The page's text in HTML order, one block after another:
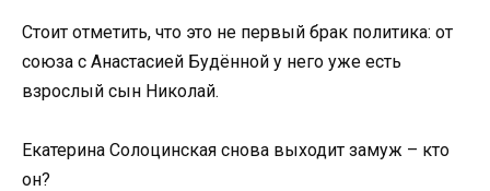
Стоит отметить, что это не первый брак политика: от
союза с Анастасией Будённой у него уже есть
взрослый сын Николай.
Екатерина Солоцинская снова выходит замуж – кто
он?